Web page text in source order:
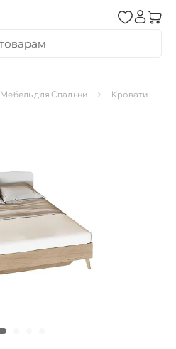
Мебель для Спальни Кровати